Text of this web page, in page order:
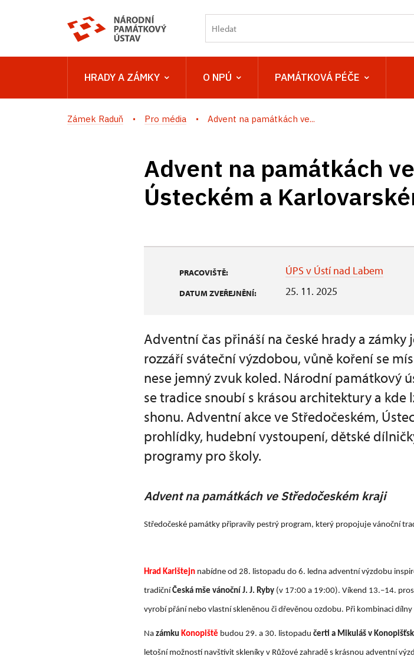
HRADY A ZÁMKY O NPÚ PAMÁTKOVÁ PÉČE
Zámek Raduň Pro média Advent na památkách ve...
Advent na památkách
Ústeckém a
PRACOVIŠTĚ: ÚPS v Ústí nad Labem
DATUM ZVEŘEJNĚNÍ: 25. 11. 2025
Adventní čas přináší na české hrady a
rozzáří sváteční výzdobou, vůně koření se
nese jemný zvuk koled. Národní památkový
se tradice snoubí s krásou architektury a
shonu. Adventní akce ve Středočeském,
prohlídky, hudební vystoupení, dětské
programy pro školy.
Advent na památkách ve Středočeském kraji
Středočeské památky připravily pestrý program, který propojuje vánoční
Hrad Karlštejn nabídne od 28. listopadu do 6. ledna adventní výzdobu
tradičníČeská mše vánoční J. J. Ryby (v 17:00 a 19:00). Víkend 13.–14.
vyrobí přání nebo vlastní skleněnou či dřevěnou ozdobu. Při kombinaci
Na zámku Konopiště budou 29. a 30. listopadu čerti a Mikuláš v
letošní možností navštívit skleníky v Růžové zahradě s krásnou adventní